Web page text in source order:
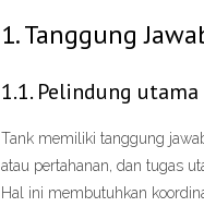
1. Tanggung
1.1. Pelindung utama
Tank memiliki tanggung
atau pertahanan, dan tugas
Hal ini membutuhkan